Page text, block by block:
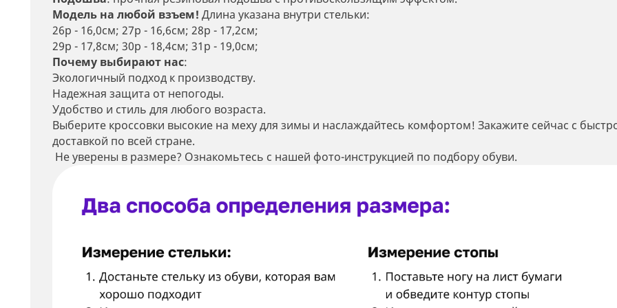
Модель на любой взъем! Длина указана внутри стельки:
26р - 16,0см; 27р - 16,6см; 28р - 17,2см;
29р - 17,8см; 30р - 18,4см; 31р - 19,0см;
Почему выбирают нас:
Экологичный подход к производству.
Надежная защита от непогоды.
Удобство и стиль для любого возраста.
Выберите кроссовки высокие на меху для зимы и наслаждайтесь комфортом! Закажите сейчас с
доставкой по всей стране.
Не уверены в размере? Ознакомьтесь с нашей фото-инструкцией по подбору обуви.